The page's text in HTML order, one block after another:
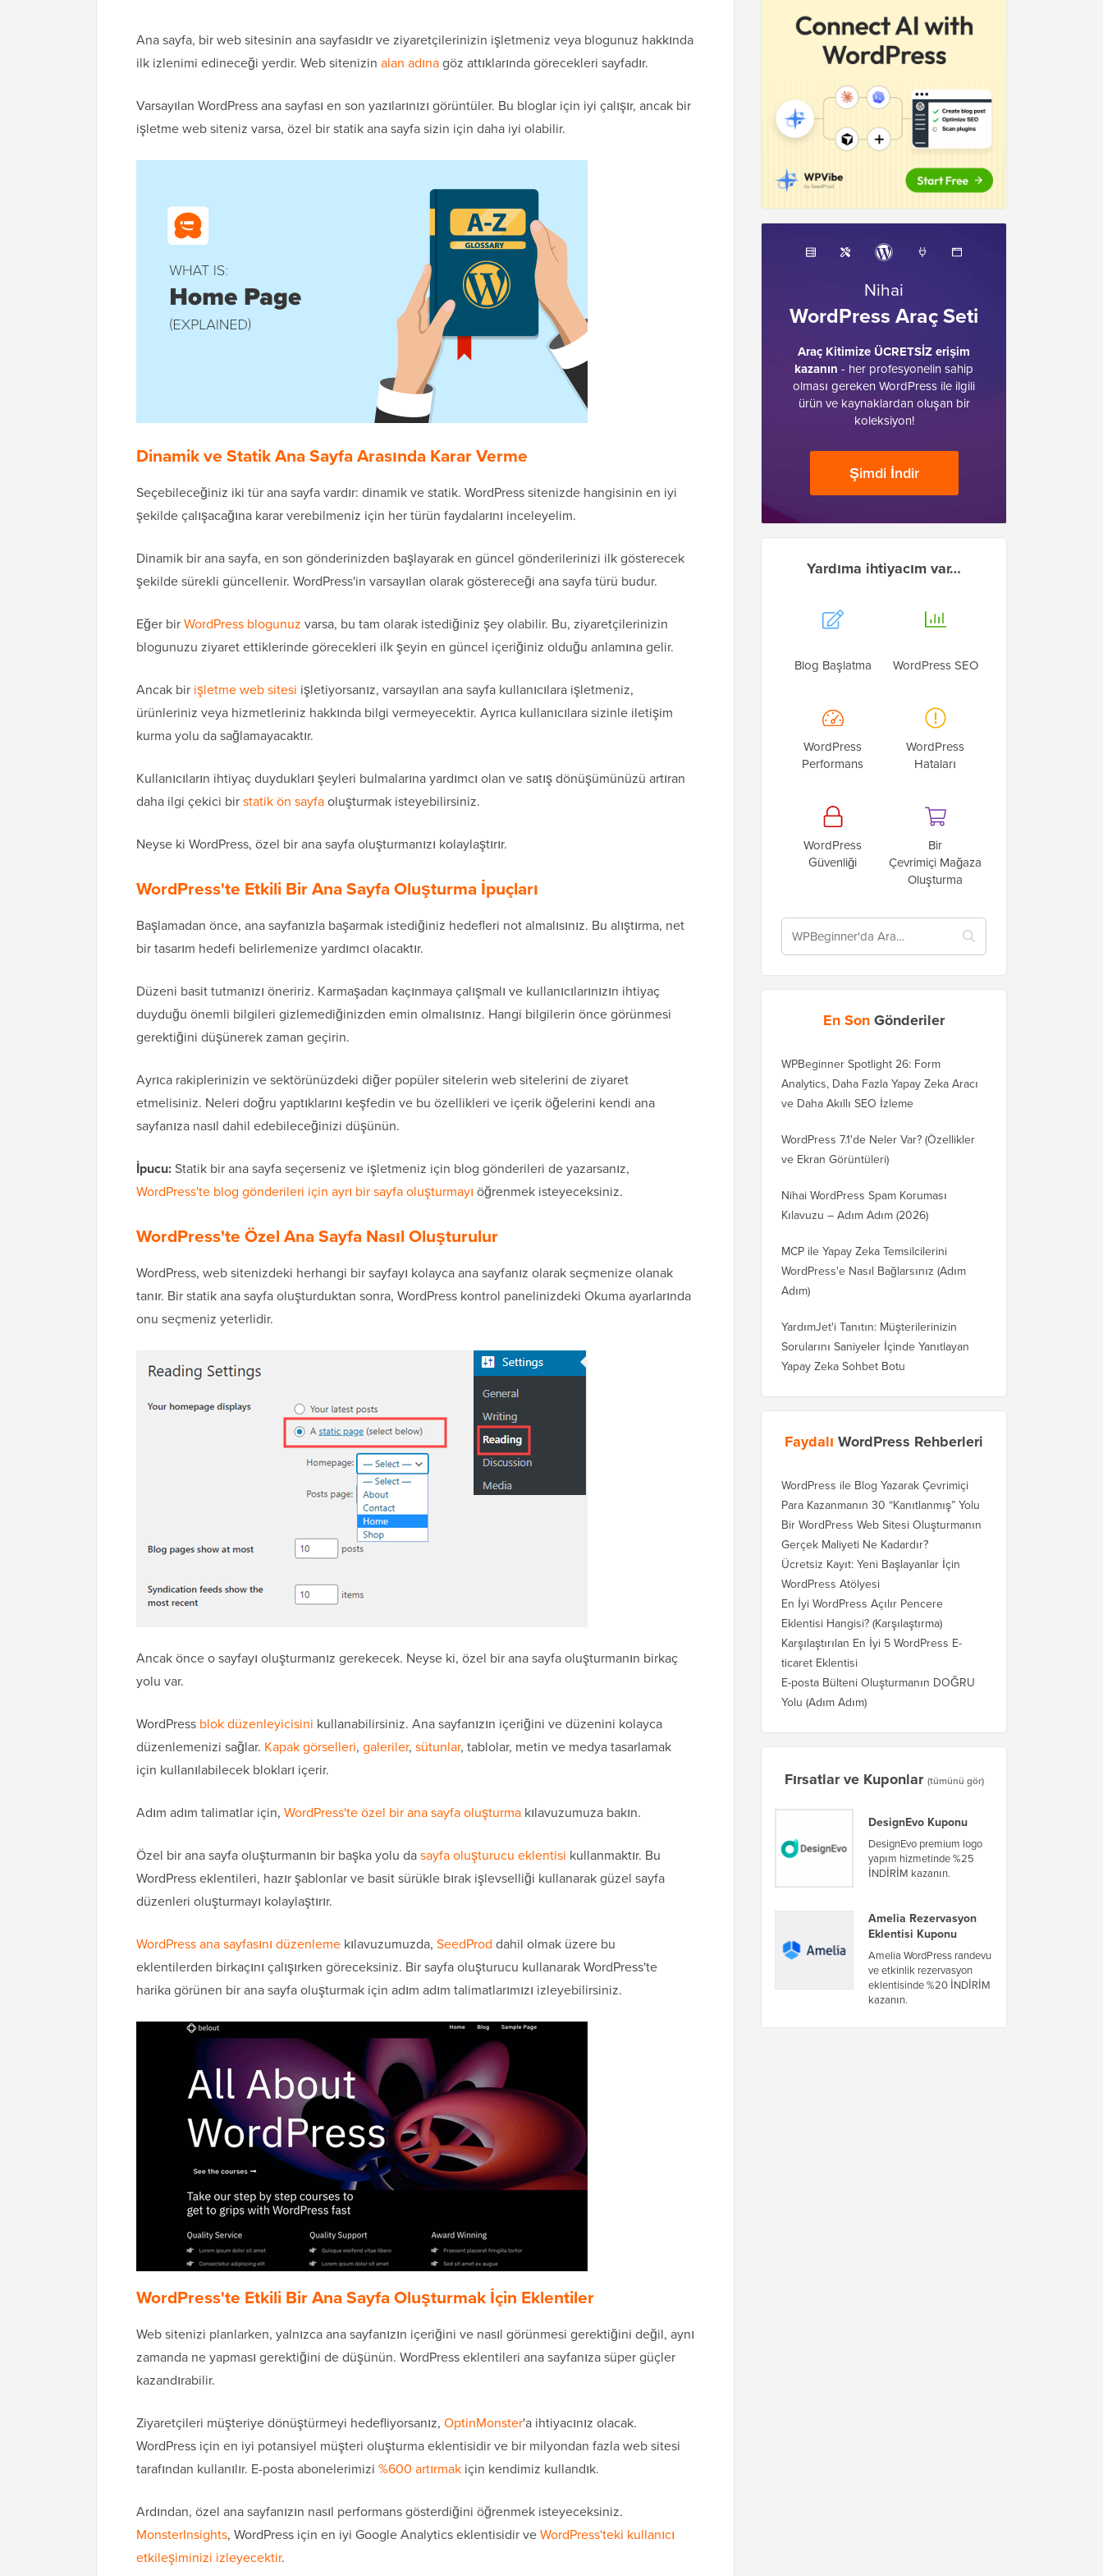
Ana sayfa, bir web sitesinin ana sayfasıdır ve ziyaretçilerinizin işletmeniz veya blogunuz hakkında
ilk izlenimi edineceği yerdir. Web sitenizin alan adınagöz attıklarında görecekleri sayfadır.
Varsayılan WordPress ana sayfası en son yazılarınızı görüntüler. Bu bloglar için iyi çalışır, ancak bir
işletme web siteniz varsa, özel bir statik ana sayfa sizin için daha iyi olabilir.
Dinamik ve Statik Ana Sayfa Arasında Karar Verme
Seçebileceğiniz iki tür ana sayfa vardır: dinamik ve statik. WordPress sitenizde hangisinin en iyi
şekilde çalışacağına karar verebilmeniz için her türün faydalarını inceleyelim.
Dinamik bir ana sayfa, en son gönderinizden başlayarak en güncel gönderilerinizi ilk gösterecek
şekilde sürekli güncellenir. WordPress'in varsayılan olarak göstereceği ana sayfa türü budur.
Eğer birWordPress blogunuz varsa, bu tam olarak istediğiniz şey olabilir. Bu, ziyaretçilerinizin
blogunuzu ziyaret ettiklerinde görecekleri ilk şeyin en güncel içeriğiniz olduğu anlamına gelir.
Ancak bir işletme web sitesi işletiyorsanız, varsayılan ana sayfa kullanıcılara işletmeniz,
ürünleriniz veya hizmetleriniz hakkında bilgi vermeyecektir. Ayrıca kullanıcılara sizinle iletişim
kurma yolu da sağlamayacaktır.
Kullanıcıların ihtiyaç duydukları şeyleri bulmalarına yardımcı olan ve satış dönüşümünüzü artıran
daha ilgi çekici birstatik ön sayfaoluşturmak isteyebilirsiniz.
Neyse ki WordPress, özel bir ana sayfa oluşturmanızı kolaylaştırır.
WordPress'te Etkili Bir Ana Sayfa Oluşturma İpuçları
Başlamadan önce, ana sayfanızla başarmak istediğiniz hedefleri not almalısınız. Bu alıştırma, net
bir tasarım hedefi belirlemenize yardımcı olacaktır.
Düzeni basit tutmanızı öneririz. Karmaşadan kaçınmaya çalışmalı ve kullanıcılarınızın ihtiyaç
duyduğu önemli bilgileri gizlemediğinizden emin olmalısınız. Hangi bilgilerin önce görünmesi
gerektiğini düşünerek zaman geçirin.
Ayrıca rakiplerinizin ve sektörünüzdeki diğer popüler sitelerin web sitelerini de ziyaret
etmelisiniz. Neleri doğru yaptıklarını keşfedin ve bu özellikleri ve içerik öğelerini kendi ana
sayfanıza nasıl dahil edebileceğinizi düşünün.
İpucu:Statik bir ana sayfa seçerseniz ve işletmeniz için blog gönderileri de yazarsanız,
WordPress'te blog gönderileri için ayrı bir sayfa oluşturmayı öğrenmek isteyeceksiniz.
WordPress'te Özel Ana Sayfa Nasıl Oluşturulur
WordPress, web sitenizdeki herhangi bir sayfayı kolayca ana sayfanız olarak seçmenize olanak
tanır. Bir statik ana sayfa oluşturduktan sonra, WordPress kontrol panelinizdeki Okuma ayarlarında
onu seçmeniz yeterlidir.
Ancak önce o sayfayı oluşturmanız gerekecek. Neyse ki, özel bir ana sayfa oluşturmanın birkaç
yolu var.
WordPress blok düzenleyicisini kullanabilirsiniz. Ana sayfanızın içeriğini ve düzenini kolayca
düzenlemenizi sağlar. Kapak görselleri, galeriler, sütunlar, tablolar, metin ve medya tasarlamak
için kullanılabilecek blokları içerir.
Adım adım talimatlar için, WordPress'te özel bir ana sayfa oluşturma kılavuzumuza bakın.
Özel bir ana sayfa oluşturmanın bir başka yolu dasayfa oluşturucu eklentisi kullanmaktır. Bu
WordPress eklentileri, hazır şablonlar ve basit sürükle bırak işlevselliği kullanarak güzel sayfa
düzenleri oluşturmayı kolaylaştırır.
WordPress ana sayfasını düzenleme kılavuzumuzda, SeedProd dahil olmak üzere bu
eklentilerden birkaçını çalışırken göreceksiniz. Bir sayfa oluşturucu kullanarak WordPress'te
harika görünen bir ana sayfa oluşturmak için adım adım talimatlarımızı izleyebilirsiniz.
WordPress'te Etkili Bir Ana Sayfa Oluşturmak İçin Eklentiler
Web sitenizi planlarken, yalnızca ana sayfanızın içeriğini ve nasıl görünmesi gerektiğini değil, aynı
zamanda ne yapması gerektiğini de düşünün. WordPress eklentileri ana sayfanıza süper güçler
kazandırabilir.
Ziyaretçileri müşteriye dönüştürmeyi hedefliyorsanız, OptinMonster'a ihtiyacınız olacak.
WordPress için en iyi potansiyel müşteri oluşturma eklentisidir ve bir milyondan fazla web sitesi
tarafından kullanılır. E-posta abonelerimizi %600 artırmak için kendimiz kullandık.
Ardından, özel ana sayfanızın nasıl performans gösterdiğini öğrenmek isteyeceksiniz.
MonsterInsights, WordPress için en iyi Google Analytics eklentisidir veWordPress'teki kullanıcı
etkileşiminizi izleyecektir.
Nihai
WordPress Araç Seti
Araç Kitimize ÜCRETSİZ erişim
kazanın - her profesyonelin sahip
olması gereken WordPress ile ilgili
ürün ve kaynaklardan oluşan bir
koleksiyon!
Şimdi İndir
Yardıma ihtiyacım var…
Blog Başlatma WordPress SEO
WordPress
Performans
WordPress
Hataları
WordPress
Güvenliği
Bir
Çevrimiçi Mağaza
Oluşturma
En SonGönderiler
WPBeginner Spotlight 26: Form
Analytics, Daha Fazla Yapay Zeka Aracı
ve Daha Akıllı SEO İzleme
WordPress 7.1'de Neler Var? (Özellikler
ve Ekran Görüntüleri)
Nihai WordPress Spam Koruması
Kılavuzu – Adım Adım (2026)
MCP ile Yapay Zeka Temsilcilerini
WordPress'e Nasıl Bağlarsınız (Adım
Adım)
YardımJet'i Tanıtın: Müşterilerinizin
Sorularını Saniyeler İçinde Yanıtlayan
Yapay Zeka Sohbet Botu
Faydalı WordPress Rehberleri
WordPress ile Blog Yazarak Çevrimiçi
Para Kazanmanın 30 “Kanıtlanmış” Yolu
Bir WordPress Web Sitesi Oluşturmanın
Gerçek Maliyeti Ne Kadardır?
Ücretsiz Kayıt: Yeni Başlayanlar İçin
WordPress Atölyesi
En İyi WordPress Açılır Pencere
Eklentisi Hangisi? (Karşılaştırma)
Karşılaştırılan En İyi 5 WordPress E-
ticaret Eklentisi
E-posta Bülteni Oluşturmanın DOĞRU
Yolu (Adım Adım)
Fırsatlar ve Kuponlar (tümünü gör)
DesignEvo Kuponu
DesignEvo premium logo
yapım hizmetinde %25
İNDİRİM kazanın.
Amelia Rezervasyon
Eklentisi Kuponu
Amelia WordPress randevu
ve etkinlik rezervasyon
eklentisinde %20 İNDİRİM
kazanın.